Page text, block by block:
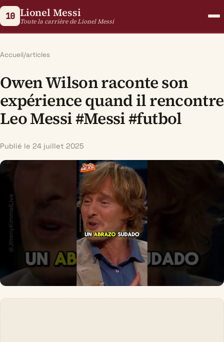
10 Lionel Messi
Toute la carrière de Lionel Messi
Accueil/articles
Owen Wilson raconte son
expérience quand il rencontre
Leo Messi #Messi #futbol
Publié le 24 juillet 2025